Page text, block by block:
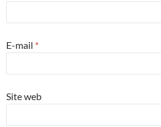
E-mail *
Site web